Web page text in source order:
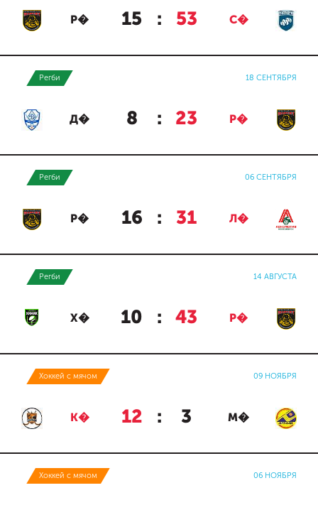
Р� 15 : 53 С�
Регби 18 СЕНТЯБРЯ
Д� 8 : 23 Р�
Регби 06 СЕНТЯБРЯ
Р� 16 : 31 Л�
Регби 14 АВГУСТА
Х� 10 : 43 Р�
Хоккей с мячом 09 НОЯБРЯ
К� 12 : 3 М�
Хоккей с мячом 06 НОЯБРЯ